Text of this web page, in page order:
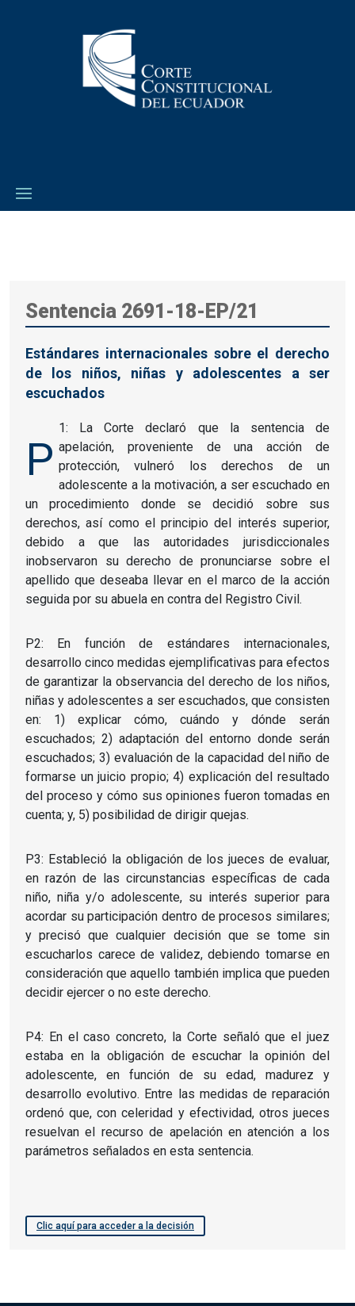
Sentencia 2691-18-EP/21
Estándares internacionales sobre el derecho
de los niños, niñas y adolescentes a ser
escuchados
P
1: La Corte declaró que la sentencia de
apelación, proveniente de una acción de
protección, vulneró los derechos de un
adolescente a la motivación, a ser escuchado en
un procedimiento donde se decidió sobre sus
derechos, así como el principio del interés superior,
debido a que las autoridades jurisdiccionales
inobservaron su derecho de pronunciarse sobre el
apellido que deseaba llevar en el marco de la acción
seguida por su abuela en contra del Registro Civil.
P2: En función de estándares internacionales,
desarrollo cinco medidas ejemplificativas para efectos
de garantizar la observancia del derecho de los niños,
niñas y adolescentes a ser escuchados, que consisten
en: 1) explicar cómo, cuándo y dónde serán
escuchados; 2) adaptación del entorno donde serán
escuchados; 3) evaluación de la capacidad del niño de
formarse un juicio propio; 4) explicación del resultado
del proceso y cómo sus opiniones fueron tomadas en
cuenta; y, 5) posibilidad de dirigir quejas.
P3: Estableció la obligación de los jueces de evaluar,
en razón de las circunstancias específicas de cada
niño, niña y/o adolescente, su interés superior para
acordar su participación dentro de procesos similares;
y precisó que cualquier decisión que se tome sin
escucharlos carece de validez, debiendo tomarse en
consideración que aquello también implica que pueden
decidir ejercer o no este derecho.
P4: En el caso concreto, la Corte señaló que el juez
estaba en la obligación de escuchar la opinión del
adolescente, en función de su edad, madurez y
desarrollo evolutivo. Entre las medidas de reparación
ordenó que, con celeridad y efectividad, otros jueces
resuelvan el recurso de apelación en atención a los
parámetros señalados en esta sentencia.
Clic aquí para acceder a la decisión